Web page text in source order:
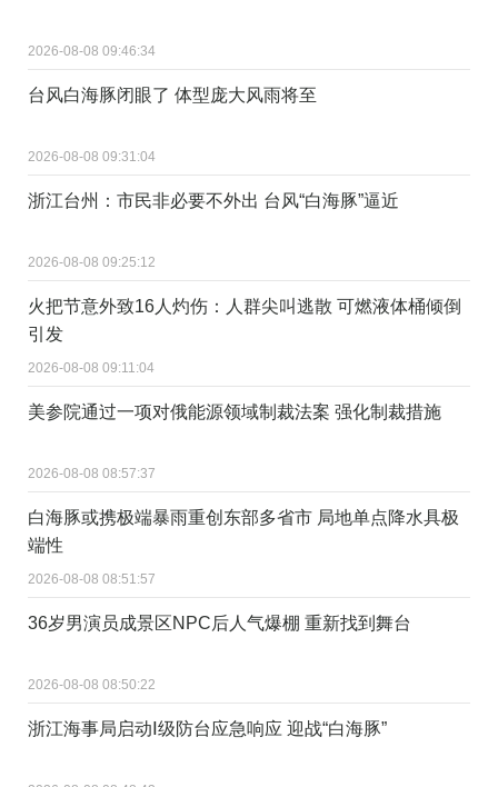
2026-08-08 09:46:34
台风白海豚闭眼了 体型庞大风雨将至
2026-08-08 09:31:04
浙江台州：市民非必要不外出 台风“白海豚”逼近
2026-08-08 09:25:12
火把节意外致16人灼伤：人群尖叫逃散 可燃液体桶倾倒
引发
2026-08-08 09:11:04
美参院通过一项对俄能源领域制裁法案 强化制裁措施
2026-08-08 08:57:37
白海豚或携极端暴雨重创东部多省市 局地单点降水具极
端性
2026-08-08 08:51:57
36岁男演员成景区NPC后人气爆棚 重新找到舞台
2026-08-08 08:50:22
浙江海事局启动Ⅰ级防台应急响应 迎战“白海豚”